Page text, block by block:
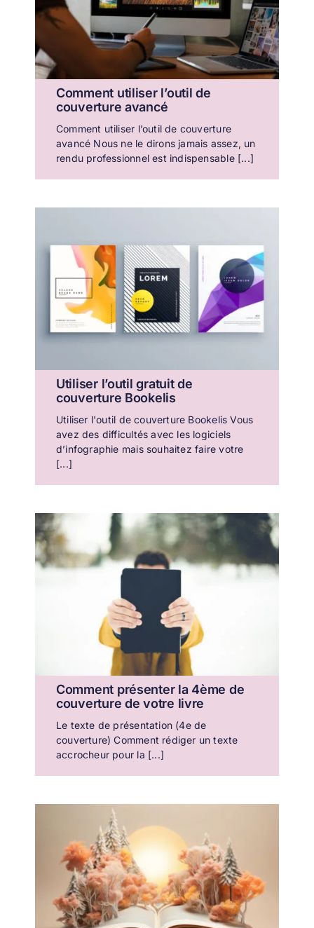
Comment utiliser l’outil de
couverture avancé
Comment utiliser l’outil de couverture
avancé Nous ne le dirons jamais assez, un
rendu professionnel est indispensable [...]
Utiliser l’outil gratuit de
couverture Bookelis
Utiliser l'outil de couverture Bookelis Vous
avez des difficultés avec les logiciels
d’infographie mais souhaitez faire votre
[...]
Comment présenter la 4ème de
couverture de votre livre
Le texte de présentation (4e de
couverture) Comment rédiger un texte
accrocheur pour la [...]